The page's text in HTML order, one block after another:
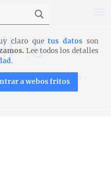
recetas y momentos
claro quetus datos son
Lee todos los detalles
.
a webos fritos